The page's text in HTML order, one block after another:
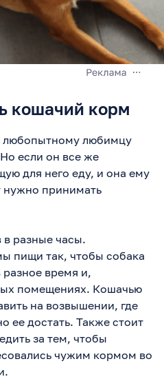
кошачий корм
любопытному любимцу
если он все же
для него еду, и она ему
нужно принимать
разные часы.
пищи так, чтобы собака
разное время и,
помещениях. Кошачью
на возвышении, где
ее достать. Также стоит
за тем, чтобы
чужим кормом во